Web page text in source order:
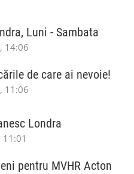
Luni - Sambata
14:06
de care ai nevoie!
11:06
Londra
pentru MVHR Acton